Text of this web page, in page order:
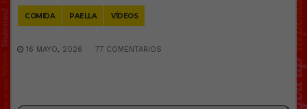
COMIDA PAELLA VÍDEOS
16 MAYO, 2026 77 COMENTARIOS